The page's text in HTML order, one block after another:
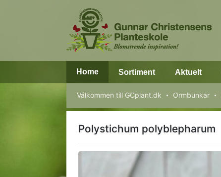
Home Sortiment Aktuelt
Välkommen till GCplant.dk Ormbunkar
Polystichum polyblepharum